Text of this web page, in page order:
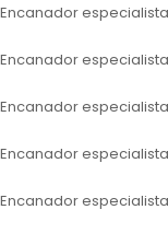
Encanador
Encanador
Encanador
Encanador
Encanador